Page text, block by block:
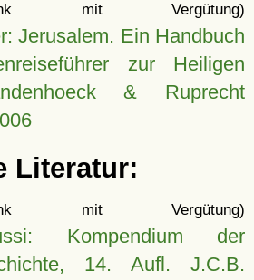
mit Vergütung)
Jerusalem. Ein Handbuch
zur Heiligen
& Ruprecht
Literatur:
mit Vergütung)
Kompendium der
14. Aufl. J.C.B.